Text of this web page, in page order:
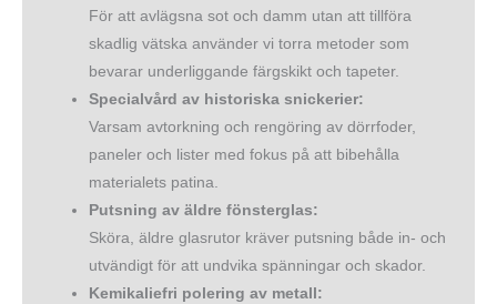
För att avlägsna sot och damm utan att tillföra
skadlig vätska använder vi torra metoder som
bevarar underliggande färgskikt och tapeter.
Specialvård av historiska snickerier:
Varsam avtorkning och rengöring av dörrfoder,
paneler och lister med fokus på att bibehålla
materialets patina.
Putsning av äldre fönsterglas:
Sköra, äldre glasrutor kräver putsning både in- och
utvändigt för att undvika spänningar och skador.
Kemikaliefri polering av metall: